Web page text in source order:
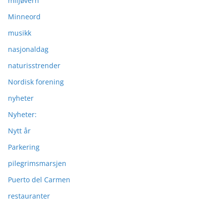
Minneord
musikk
nasjonaldag
naturisstrender
Nordisk forening
nyheter
Nyheter:
Nytt år
Parkering
pilegrimsmarsjen
Puerto del Carmen
restauranter